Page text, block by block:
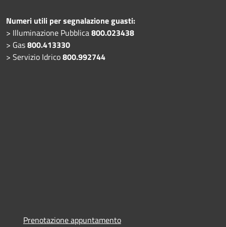
Numeri utili per segnalazione guasti:
> Illuminazione Pubblica800.023438
> Gas800.413330
> Servizio Idrico800.992744
Prenotazione appuntamento